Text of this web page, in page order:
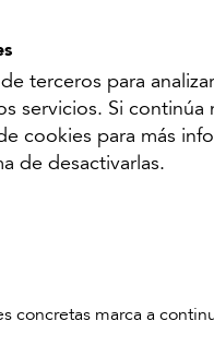
terceros para
servicios. Si
cookies para más
de desactivarlas.
concretas marca a